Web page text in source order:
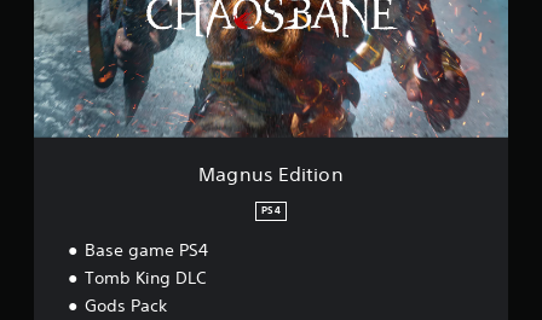
E
d
i
t
i
o
n
Magnus Edition
PS4
Base game PS4
Tomb King DLC
Gods Pack